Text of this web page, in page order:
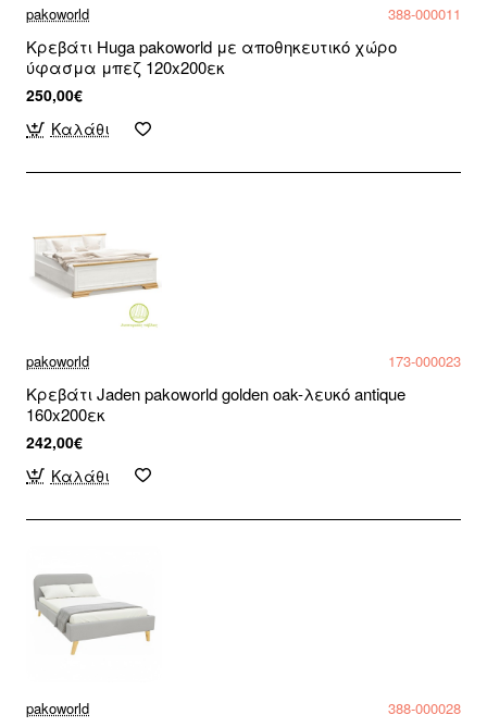
pakoworld 388-000011
Κρεβάτι Huga pakoworld με αποθηκευτικό χώρο
ύφασμα μπεζ 120x200εκ
250,00€
Καλάθι
pakoworld 173-000023
Κρεβάτι Jaden pakoworld golden oak-λευκό antique
160x200εκ
242,00€
Καλάθι
pakoworld 388-000028